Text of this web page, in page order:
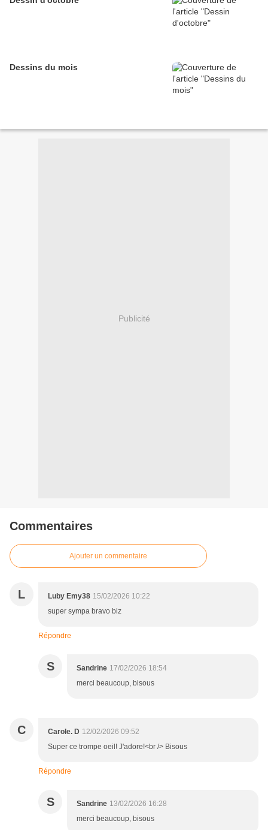
Dessins du mois
Publicité
Commentaires
Ajouter un commentaire
L Luby Emy38 15/02/2026 10:22
super sympa bravo biz
Répondre
S Sandrine 17/02/2026 18:54
merci beaucoup, bisous
C Carole. D 12/02/2026 09:52
Super ce trompe oeil! J'adore!<br /> Bisous
Répondre
S Sandrine 13/02/2026 16:28
merci beaucoup, bisous